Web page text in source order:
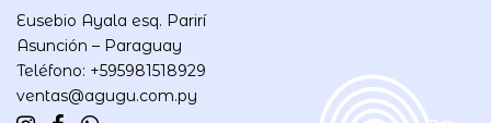
Eusebio Ayala esq. Parirí
Asunción – Paraguay
Teléfono: +595981518929
ventas@agugu.com.py